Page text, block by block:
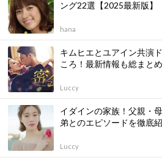
ング22選【2025最新版】
hana
キムヒエとユアイン共演
ころ！最新情報も総まと
Luccy
イダインの家族！父親・
弟とのエピソードを徹底
Luccy